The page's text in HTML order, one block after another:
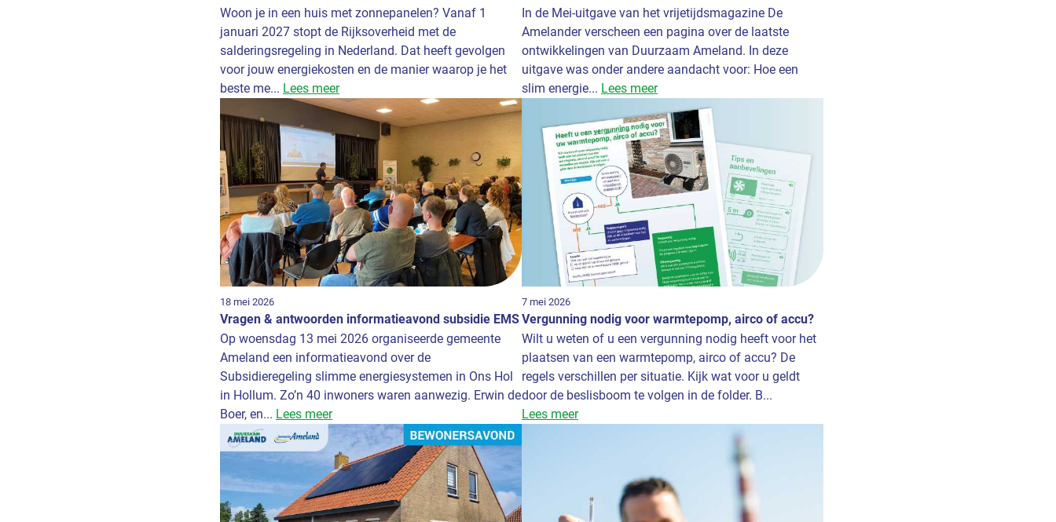
Woon je in een huis met zonnepanelen? Vanaf 1
januari 2027 stopt de Rijksoverheid met de
salderingsregeling in Nederland. Dat heeft gevolgen
voor jouw energiekosten en de manier waarop je het
beste me... Lees meer
In de Mei-uitgave van het vrijetijdsmagazine De
Amelander verscheen een pagina over de laatste
ontwikkelingen van Duurzaam Ameland. In deze
uitgave was onder andere aandacht voor: Hoe een
slim energie... Lees meer
18 mei 2026
Vragen & antwoorden informatieavond subsidie EMS
Op woensdag 13 mei 2026 organiseerde gemeente
Ameland een informatieavond over de
Subsidieregeling slimme energiesystemen in Ons Hol
in Hollum. Zo’n 40 inwoners waren aanwezig. Erwin de
Boer, en... Lees meer
7 mei 2026
Vergunning nodig voor warmtepomp, airco of accu?
Wilt u weten of u een vergunning nodig heeft voor het
plaatsen van een warmtepomp, airco of accu? De
regels verschillen per situatie. Kijk wat voor u geldt
door de beslisboom te volgen in de folder. B...
Lees meer